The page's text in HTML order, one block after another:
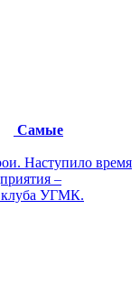
Самые
Наступило время
–
клуба УГМК.